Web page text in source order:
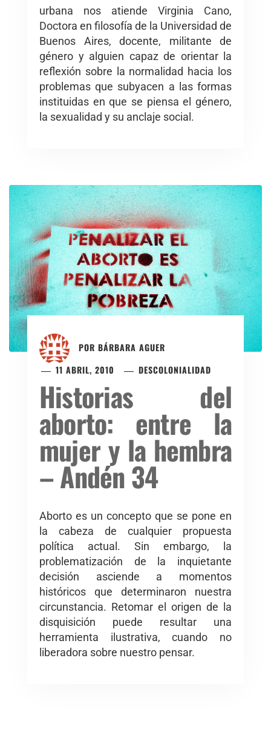
urbana nos atiende Virginia Cano,
Doctora en filosofía de la Universidad de
Buenos Aires, docente, militante de
género y alguien capaz de orientar la
reflexión sobre la normalidad hacia los
problemas que subyacen a las formas
instituidas en que se piensa el género,
la sexualidad y su anclaje social.
POR BÁRBARA AGUER
11 ABRIL, 2010
DESCOLONIALIDAD
Historias del
aborto: entre la
mujer y la hembra
– Andén 34
Aborto es un concepto que se pone en
la cabeza de cualquier propuesta
política actual. Sin embargo, la
problematización de la inquietante
decisión asciende a momentos
históricos que determinaron nuestra
circunstancia. Retomar el origen de la
disquisición puede resultar una
herramienta ilustrativa, cuando no
liberadora sobre nuestro pensar.